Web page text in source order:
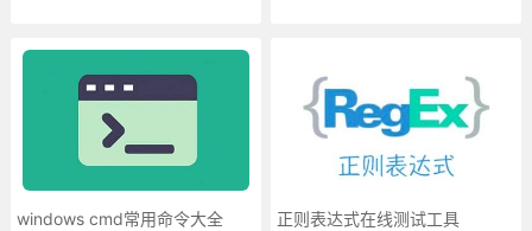
windows cmd常用命令大全
正则表达式在线测试工具